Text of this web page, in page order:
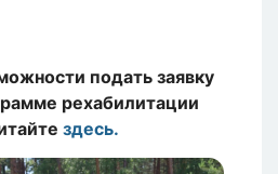
подать заявку
рехабилитации
здесь.